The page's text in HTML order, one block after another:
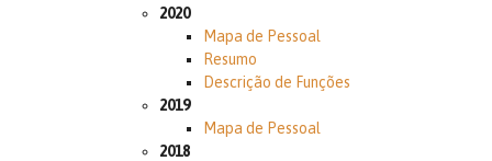
2020
Mapa de Pessoal
Resumo
Descrição de Funções
2019
Mapa de Pessoal
2018